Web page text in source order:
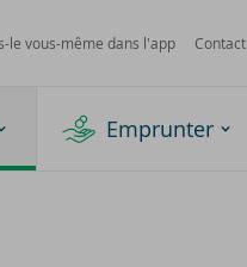
le vous-même dans l'app Contact
Emprunter